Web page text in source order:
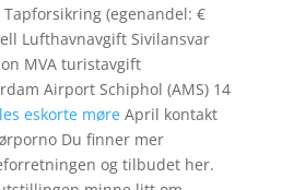
(egenandel: €
Lufthavnavgift Sivilansvar
MVA turistavgift
Airport Schiphol (AMS) 14
eskorte møreApril kontakt
Du finner mer
og tilbudet her.